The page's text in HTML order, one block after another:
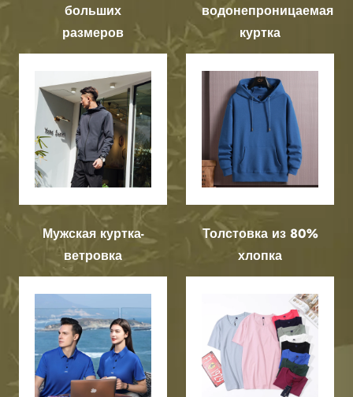
больших
размеров
водонепроницаемая
куртка
Мужская куртка-
ветровка
Толстовка из 80%
хлопка